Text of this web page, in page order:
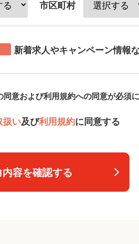
市区町村
新着求人やキャンペーン情報
意および利用規約への同意が必須に
扱い及び利用規約に同意する
内容を確認する